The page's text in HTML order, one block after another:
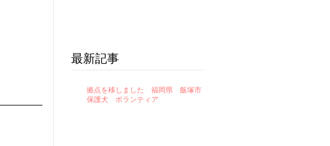
最新記事
拠点を移しました 福岡県 飯塚市
保護犬 ボランティア